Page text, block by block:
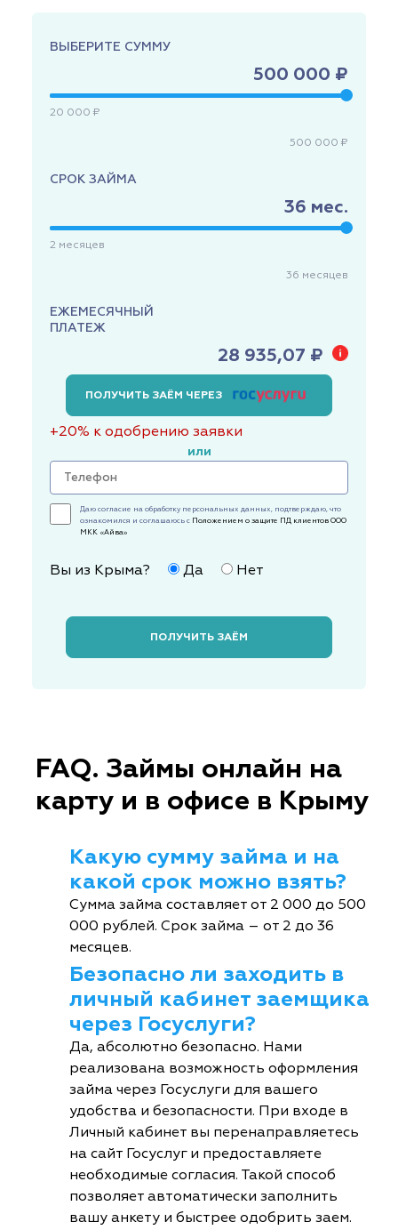
ВЫБЕРИТЕ СУММУ
500 000 ₽
20 000 ₽
500 000 ₽
СРОК ЗАЙМА
36 мес.
2 месяцев
36 месяцев
ЕЖЕМЕСЯЧНЫЙ
ПЛАТЕЖ
28 935,07 ₽
ПОЛУЧИТЬ ЗАЁМ ЧЕРЕЗ
+20% к одобрению заявки
или
Даю согласие на обработку персональных данных, подтверждаю, что
ознакомился и соглашаюсь с Положением о защите ПД клиентов ООО
МКК «Айва»
Вы из Крыма? Да Нет
ПОЛУЧИТЬ ЗАЁМ
FAQ. Займы онлайн на
карту и в офисе в Крыму
Какую сумму займа и на
какой срок можно взять?
Сумма займа составляет от 2 000 до 500
000 рублей. Срок займа – от 2 до 36
месяцев.
Безопасно ли заходить в
личный кабинет заемщика
через Госуслуги?
Да, абсолютно безопасно. Нами
реализована возможность оформления
займа через Госуслуги для вашего
удобства и безопасности. При входе в
Личный кабинет вы перенаправляетесь
на сайт Госуслуг и предоставляете
необходимые согласия. Такой способ
позволяет автоматически заполнить
вашу анкету и быстрее одобрить заем.